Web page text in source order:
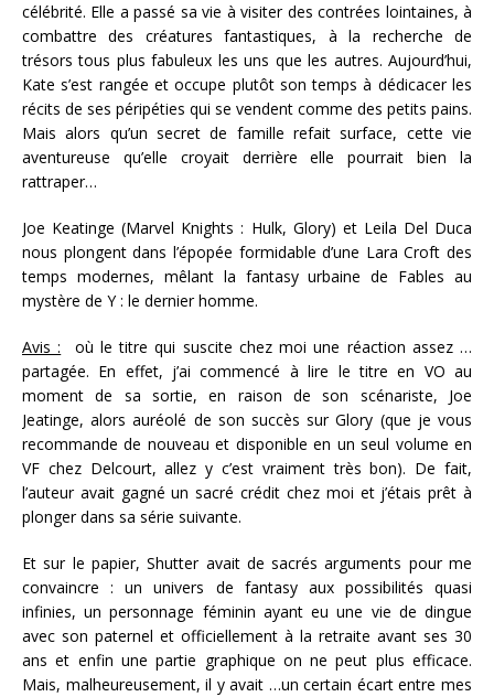
célébrité. Elle a passé sa vie à visiter des contrées lointaines, à
combattre des créatures fantastiques, à la recherche de
trésors tous plus fabuleux les uns que les autres. Aujourd’hui,
Kate s’est rangée et occupe plutôt son temps à dédicacer les
récits de ses péripéties qui se vendent comme des petits pains.
Mais alors qu’un secret de famille refait surface, cette vie
aventureuse qu’elle croyait derrière elle pourrait bien la
rattraper…
Joe Keatinge (Marvel Knights : Hulk, Glory) et Leila Del Duca
nous plongent dans l’épopée formidable d’une Lara Croft des
temps modernes, mêlant la fantasy urbaine de Fables au
mystère de Y : le dernier homme.
Avis : où le titre qui suscite chez moi une réaction assez …
partagée. En effet, j’ai commencé à lire le titre en VO au
moment de sa sortie, en raison de son scénariste, Joe
Jeatinge, alors auréolé de son succès sur Glory (que je vous
recommande de nouveau et disponible en un seul volume en
VF chez Delcourt, allez y c’est vraiment très bon). De fait,
l’auteur avait gagné un sacré crédit chez moi et j’étais prêt à
plonger dans sa série suivante.
Et sur le papier, Shutter avait de sacrés arguments pour me
convaincre : un univers de fantasy aux possibilités quasi
infinies, un personnage féminin ayant eu une vie de dingue
avec son paternel et officiellement à la retraite avant ses 30
ans et enfin une partie graphique on ne peut plus efficace.
Mais, malheureusement, il y avait …un certain écart entre mes